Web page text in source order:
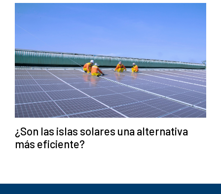
¿Son las islas solares una alternativa
más eficiente?